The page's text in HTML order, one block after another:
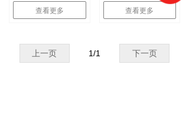
查看更多 查看更多
上一页 下一页
1/1